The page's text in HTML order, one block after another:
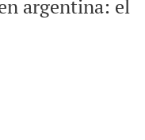
argentina: el